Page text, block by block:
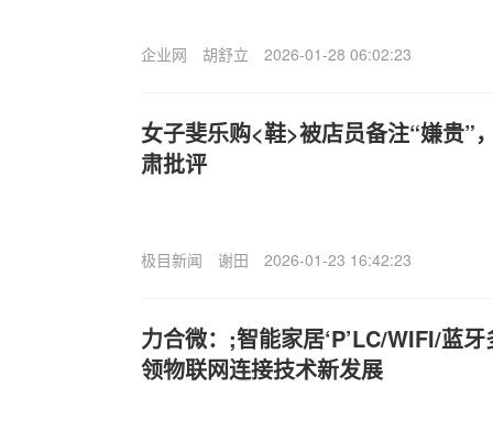
企业网 胡舒立 2026-01-28 06:02:23
女子斐乐购<鞋>被店员备注“嫌贵”
肃批评
极目新闻 谢田 2026-01-23 16:42:23
力合微：;智能家居‘P’LC/WIFI/蓝
领物联网连接技术新发展